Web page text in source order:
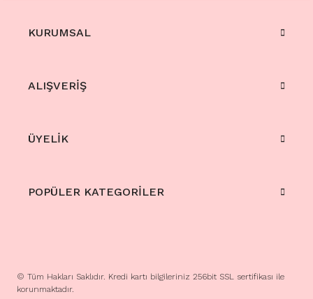
KURUMSAL
ALIŞVERİŞ
ÜYELİK
POPÜLER KATEGORİLER
© Tüm Hakları Saklıdır. Kredi kartı bilgileriniz 256bit SSL sertifikası ile
korunmaktadır.